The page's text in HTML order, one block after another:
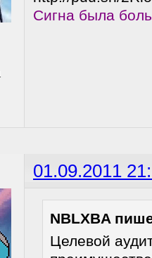
Сигна была
01.09.2011
NBLXBA
Целевой